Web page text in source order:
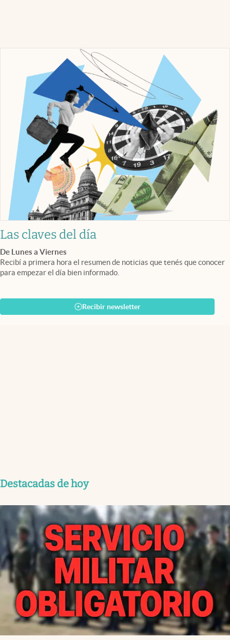
Las claves del día
De Lunes a Viernes
Recibí a primera hora el resumen de noticias que tenés que conocer
para empezar el día bien informado.
Recibir newsletter
Destacadas de hoy